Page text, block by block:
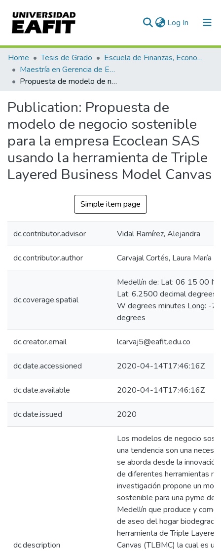
Log In (current)
Communities & Collections
All of DSpace
Home Tesis de Grado
Escuela de Finanzas, Economía y Gobierno
Maestría en Gerencia de Empresas Sociales para la Innovación Social y el Desarrollo Local (tesis)
Propuesta de modelo de negocio sostenible para la empresa Ecoclean SAS usando la herramienta de Triple Layered Business Model Canvas
Publication: Propuesta de
modelo de negocio sostenible
para la empresa Ecoclean SAS
usando la herramienta de Triple
Layered Business Model Canvas
Simple item page
dc.contributor.advisor Vidal Ramírez, Alejandra
dc.contributor.author Carvajal Cortés, Laura María
dc.coverage.spatial
Medellín de: Lat: 06 15 00 N
Lat: 6.2500 decimal
W degrees minutes Long: -
degrees
dc.creator.email lcarvaj5@eafit.edu.co
dc.date.accessioned 2020-04-14T17:46:16Z
dc.date.available 2020-04-14T17:46:16Z
dc.date.issued 2020
dc.description
Los modelos de negocio
una tendencia son una
se aborda desde la
de diferentes herramientas
investigación propone un
sostenible para una pyme de
Medellín que produce y
de aseo del hogar
herramienta de Triple
Canvas (TLBMC) la cual es